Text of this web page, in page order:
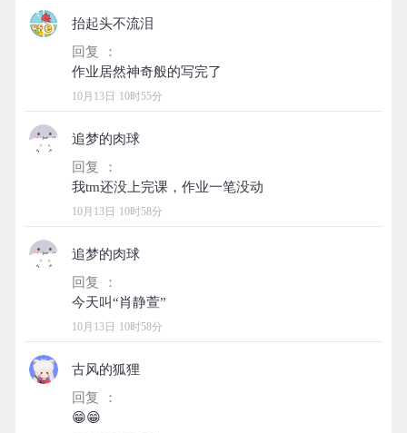
抬起头不流泪
回复 ：
10月13日 10时55分
追梦的肉球
回复 ：
10月13日 10时58分
追梦的肉球
回复 ：
10月13日 10时58分
古风的狐狸
回复 ：